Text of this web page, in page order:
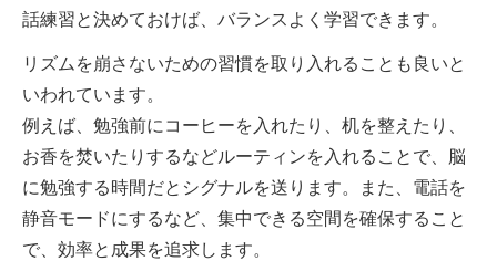
話練習と決めておけば、バランスよく学習できます。
リズムを崩さないための習慣を取り入れることも良いと
いわれています。
例えば、勉強前にコーヒーを入れたり、机を整えたり、
お香を焚いたりするなどルーティンを入れることで、脳
に勉強する時間だとシグナルを送ります。また、電話を
静音モードにするなど、集中できる空間を確保すること
で、効率と成果を追求します。